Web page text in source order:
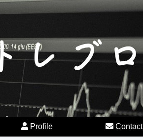
Profile Contact